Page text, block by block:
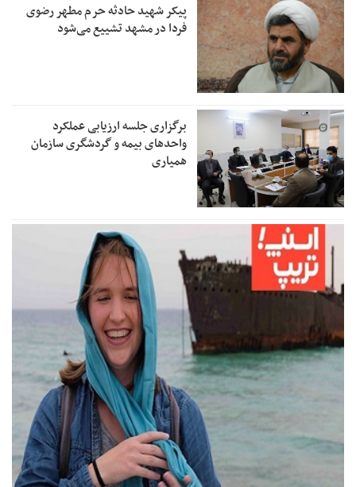
پیکر شهید حادثه حرم مطهر رضوی
فردا در مشهد تشییع می‌شود
برگزاری جلسه ارزیابی عملکرد
واحدهای بیمه و گردشگری سازمان
همیاری